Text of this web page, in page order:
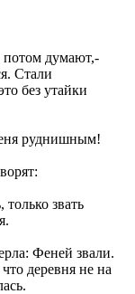
потом думают,-
Стали
без утайки
руднишным!
звать
Феней звали.
деревня не на